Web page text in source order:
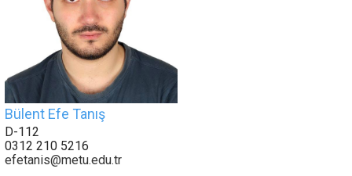
Bülent Efe Tanış
D-112
0312 210 5216
efetanis@metu.edu.tr